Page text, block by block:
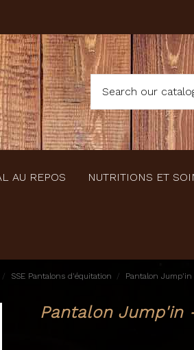
AU REPOS NUTRITIONS ET
SSE Pantalons d'équitation Pantalon Jump'in
Pantalon Jump'in